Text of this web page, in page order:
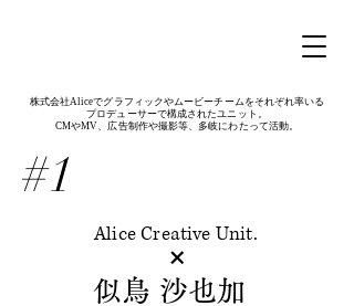
株式会社Aliceでグラフィックやムービーチームをそれぞれ率いる
プロデューサーで構成されたユニット。
​CMやMV、広告制作や撮影等、多岐にわたって活動。
#1
Alice Creative Unit.
​×
似鳥 沙也加